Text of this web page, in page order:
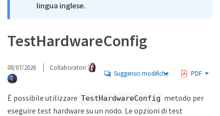
lingua inglese.
TestHardwareConfig
08/07/2026 Collaboratori
Suggerisci modifiche PDF
È possibile utilizzare TestHardwareConfig metodo per
eseguire test hardware su un nodo. Le opzioni di test